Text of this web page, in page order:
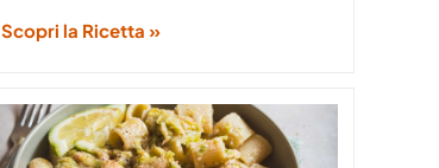
Scopri la Ricetta »